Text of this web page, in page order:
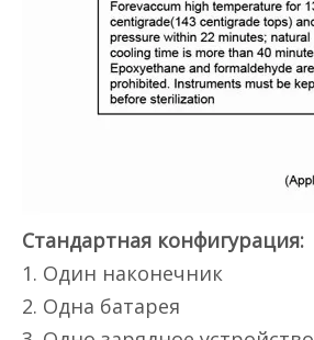
Стандартная конфигурация:
1. Один наконечник
2. Одна батарея